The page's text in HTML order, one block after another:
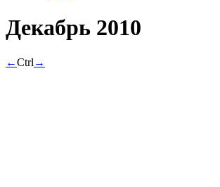
Декабрь 2010
←Ctrl →